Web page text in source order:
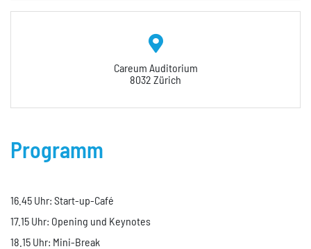
Careum Auditorium
8032 Zürich
Programm
16.45 Uhr: Start-up-Café
17.15 Uhr: Opening und Keynotes
18.15 Uhr: Mini-Break